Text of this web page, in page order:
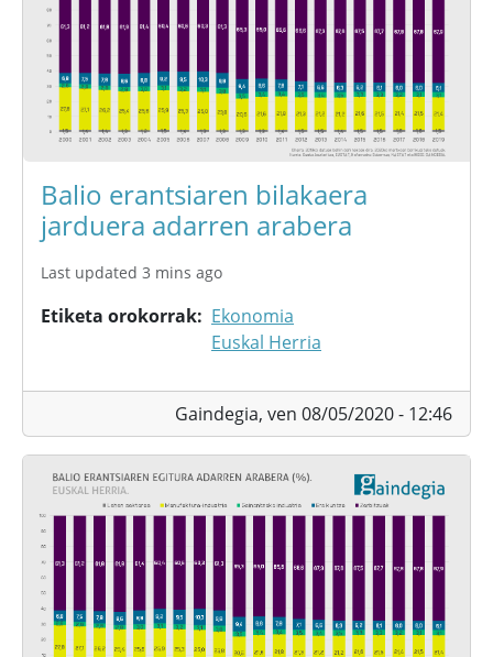
Balio erantsiaren bilakaera
jarduera adarren arabera
Last updated 3 mins ago
Etiketa orokorrak
Ekonomia
Euskal Herria
Gaindegia, ven 08/05/2020 - 12:46